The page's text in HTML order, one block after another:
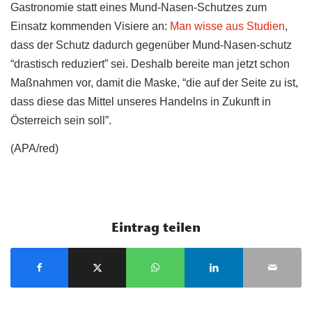
Gastronomie statt eines Mund-Nasen-Schutzes zum
Einsatz kommenden Visiere an: Man wisse aus Studien,
dass der Schutz dadurch gegenüber Mund-Nasen-schutz
“drastisch reduziert” sei. Deshalb bereite man jetzt schon
Maßnahmen vor, damit die Maske, “die auf der Seite zu ist,
dass diese das Mittel unseres Handelns in Zukunft in
Österreich sein soll”.
(APA/red)
Eintrag teilen